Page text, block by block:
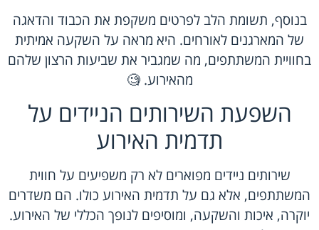
בנוסף, תשומת הלב לפרטים משקפת את הכבוד והדאגה
של המארגנים לאורחים. היא מראה על השקעה אמיתית
בחוויית המשתתפים, מה שמגביר את שביעות הרצון שלהם
מהאירוע. 🧐
השפעת השירותים הניידים על
תדמית האירוע
שירותים ניידים מפוארים לא רק משפיעים על חווית
המשתתפים, אלא גם על תדמית האירוע כולו. הם משדרים
יוקרה, איכות והשקעה, ומוסיפים לנופך הכללי של האירוע.